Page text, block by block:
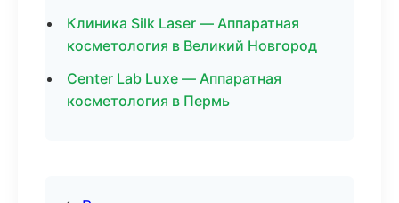
Клиника Silk Laser — Аппаратная
косметология в Великий Новгород
Center Lab Luxe — Аппаратная
косметология в Пермь